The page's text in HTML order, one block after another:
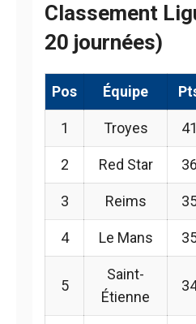
Classement
20 journées)
Pos Équipe
1 Troyes 41
2 Red Star 36
3 Reims
4 Le Mans
5
Saint-
Étienne